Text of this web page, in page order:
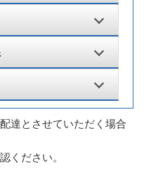
達とさせていただく場合
ください。